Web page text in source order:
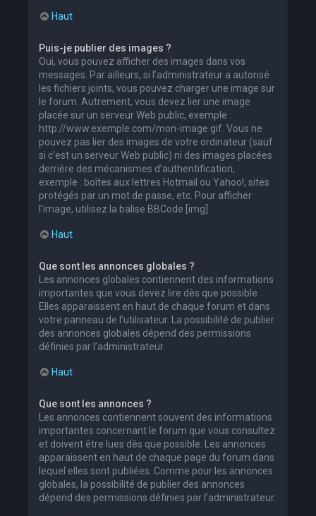
Haut
Puis-je publier des images ?
Oui, vous pouvez afficher des images dans vos
messages. Par ailleurs, si l’administrateur a autorisé
les fichiers joints, vous pouvez charger une image sur
le forum. Autrement, vous devez lier une image
placée sur un serveur Web public, exemple :
http://www.exemple.com/mon-image.gif. Vous ne
pouvez pas lier des images de votre ordinateur (sauf
si c’est un serveur Web public) ni des images placées
derrière des mécanismes d’authentification,
exemple : boîtes aux lettres Hotmail ou Yahoo!, sites
protégés par un mot de passe, etc. Pour afficher
l’image, utilisez la balise BBCode [img].
Haut
Que sont les annonces globales ?
Les annonces globales contiennent des informations
importantes que vous devez lire dès que possible.
Elles apparaissent en haut de chaque forum et dans
votre panneau de l’utilisateur. La possibilité de publier
des annonces globales dépend des permissions
définies par l’administrateur.
Haut
Que sont les annonces ?
Les annonces contiennent souvent des informations
importantes concernant le forum que vous consultez
et doivent être lues dès que possible. Les annonces
apparaissent en haut de chaque page du forum dans
lequel elles sont publiées. Comme pour les annonces
globales, la possibilité de publier des annonces
dépend des permissions définies par l’administrateur.